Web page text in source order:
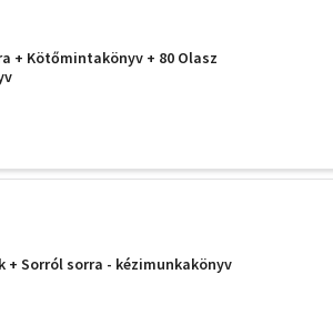
+ Kötőmintakönyv + 80 Olasz
Sorról sorra - kézimunkakönyv